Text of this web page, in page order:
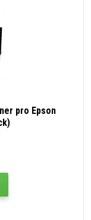
pro Epson